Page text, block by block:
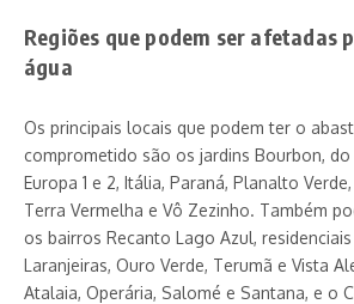
Regiões que podem ser afetadas
água
Os principais locais que podem ter o
comprometido são os jardins Bourbon, do
Europa 1 e 2, Itália, Paraná, Planalto
Terra Vermelha e Vô Zezinho. Também
os bairros Recanto Lago Azul,
Laranjeiras, Ouro Verde, Terumã e Vista
Atalaia, Operária, Salomé e Santana, e o